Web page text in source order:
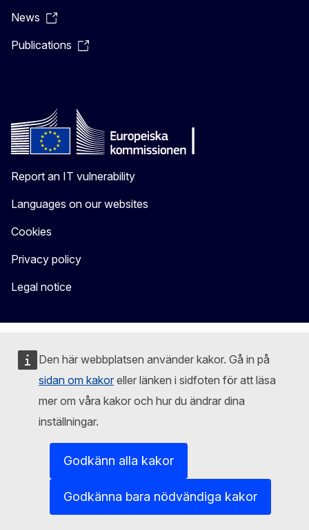
Den här webbplatsen använder kakor. Gå in på
sidan om kakor eller länken i sidfoten för att läsa
mer om våra kakor och hur du ändrar dina
inställningar.
Godkänn alla kakor
Godkänna bara nödvändiga kakor
News
Publications
Report an IT vulnerability
Languages on our websites
Cookies
Privacy policy
Legal notice